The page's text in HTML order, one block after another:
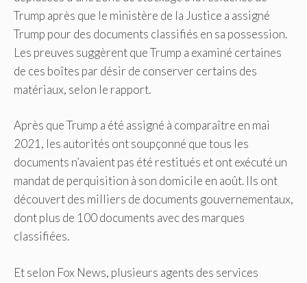
Trump après que le ministère de la Justice a assigné
Trump pour des documents classifiés en sa possession.
Les preuves suggèrent que Trump a examiné certaines
de ces boîtes par désir de conserver certains des
matériaux, selon le rapport.
Après que Trump a été assigné à comparaître en mai
2021, les autorités ont soupçonné que tous les
documents n’avaient pas été restitués et ont exécuté un
mandat de perquisition à son domicile en août. Ils ont
découvert des milliers de documents gouvernementaux,
dont plus de 100 documents avec des marques
classifiées.
Et selon Fox News, plusieurs agents des services